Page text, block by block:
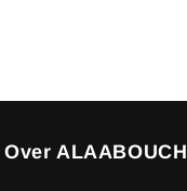
Over ALAABOUCH